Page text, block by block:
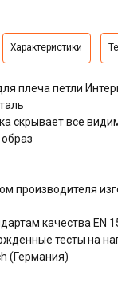
Характеристики
плеча петли
скрывает все
производителя
качества EN
тесты на
(Германия)